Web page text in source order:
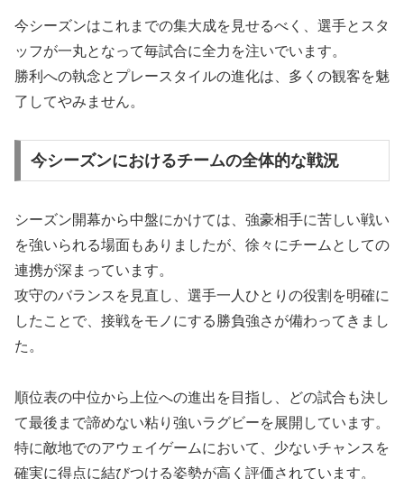
今シーズンはこれまでの集大成を見せるべく、選手とスタ
ッフが一丸となって毎試合に全力を注いでいます。
勝利への執念とプレースタイルの進化は、多くの観客を魅
了してやみません。
今シーズンにおけるチームの全体的な戦況
シーズン開幕から中盤にかけては、強豪相手に苦しい戦い
を強いられる場面もありましたが、徐々にチームとしての
連携が深まっています。
攻守のバランスを見直し、選手一人ひとりの役割を明確に
したことで、接戦をモノにする勝負強さが備わってきまし
た。
順位表の中位から上位への進出を目指し、どの試合も決し
て最後まで諦めない粘り強いラグビーを展開しています。
特に敵地でのアウェイゲームにおいて、少ないチャンスを
確実に得点に結びつける姿勢が高く評価されています。